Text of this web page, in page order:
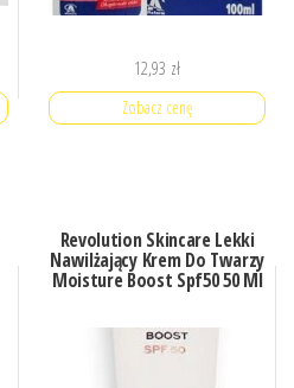
12,93 zł
Zobacz cenę
Revolution Skincare Lekki
Nawilżający Krem Do Twarzy
Moisture Boost Spf50 50 Ml